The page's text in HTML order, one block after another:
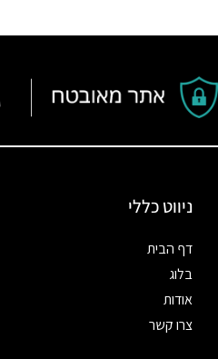
ניווט כללי
דף הבית
בלוג
אודות
צרו קשר